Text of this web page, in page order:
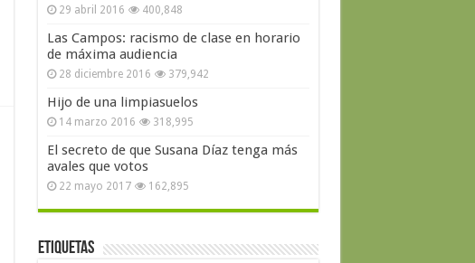
29 abril 2016 400,848
Las Campos: racismo de clase en horario
de máxima audiencia
28 diciembre 2016 379,942
Hijo de una limpiasuelos
14 marzo 2016 318,995
El secreto de que Susana Díaz tenga más
avales que votos
22 mayo 2017 162,895
Etiquetas